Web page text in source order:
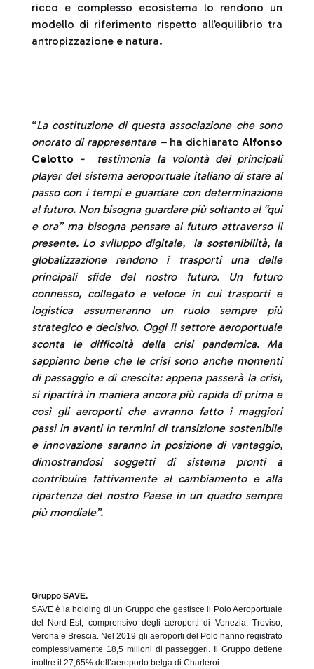
ricco e complesso ecosistema lo rendono un
modello di riferimento rispetto all’equilibrio tra
antropizzazione e natura.
“La costituzione di questa associazione che sono
onorato di rappresentare – ha dichiaratoAlfonso
Celotto - testimonia la volontà dei principali
player del sistema aeroportuale italiano di stare al
passo con i tempi e guardare con determinazione
al futuro. Non bisogna guardare più soltanto al “qui
e ora” ma bisogna pensare al futuro attraverso il
presente. Lo sviluppo digitale, la sostenibilità, la
globalizzazione rendono i trasporti una delle
principali sfide del nostro futuro. Un futuro
connesso, collegato e veloce in cui trasporti e
logistica assumeranno un ruolo sempre più
strategico e decisivo. Oggi il settore aeroportuale
sconta le difficoltà della crisi pandemica. Ma
sappiamo bene che le crisi sono anche momenti
di passaggio e di crescita: appena passerà la crisi,
si ripartirà in maniera ancora più rapida di prima e
così gli aeroporti che avranno fatto i maggiori
passi in avanti in termini di transizione sostenibile
e innovazione saranno in posizione di vantaggio,
dimostrandosi soggetti di sistema pronti a
contribuire fattivamente al cambiamento e alla
ripartenza del nostro Paese in un quadro sempre
più mondiale”.
Gruppo SAVE.
SAVE è la holding di un Gruppo che gestisce il Polo Aeroportuale
del Nord-Est, comprensivo degli aeroporti di Venezia, Treviso,
Verona e Brescia. Nel 2019 gli aeroporti del Polo hanno registrato
complessivamente 18,5 milioni di passeggeri. Il Gruppo detiene
inoltre il 27,65% dell’aeroporto belga di Charleroi.